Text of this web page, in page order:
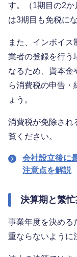
す。（1期目の2
は3期目も免税に
また、インボイ
業者の登録を行う
なるため、資本金
ら消費税の申告・
ょう。
消費税が免除され
覧ください。
会社設立後に
注意点を解説
決算期と繁
事業年度を決める
重ならないように